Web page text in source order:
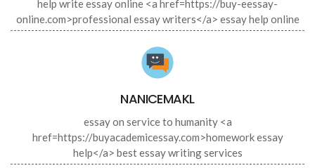
help write essay online <a href=https://buy-eessay-
online.com>professional essay writers</a> essay help online
NANICEMAKL
essay on service to humanity <a
href=https://buyacademicessay.com>homework essay
help</a> best essay writing services